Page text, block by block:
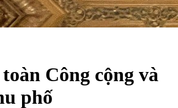
Công cộng và
phố